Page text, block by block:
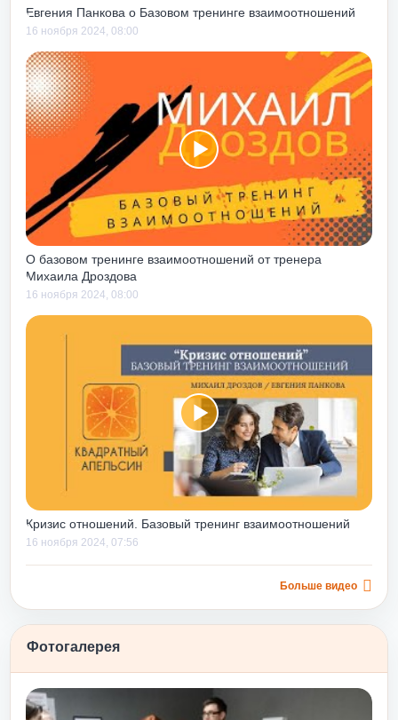
прожив
о понимании
от
под дых». На
сходить
в
картинку
на
тренинг
стал для меня,
В легкой,
с
рассказано
действий в
руководства.
со
помогает
навыки,
ошибки, еще
в будущем.
только строить
уровня, дает
их
еще и потому,
Евгения Панкова о Базовом тренинге взаимоотношений
16 ноября 2024, 08:00
О базовом тренинге взаимоотношений от тренера
Михаила Дроздова
16 ноября 2024, 08:00
Кризис отношений. Базовый тренинг взаимоотношений
16 ноября 2024, 07:56
Больше видео
Фотогалерея